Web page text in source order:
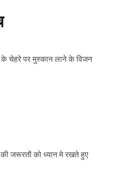
के चेहरे पर मुस्कान लाने के विजन
जरूरतों को ध्यान मे रखते हुए